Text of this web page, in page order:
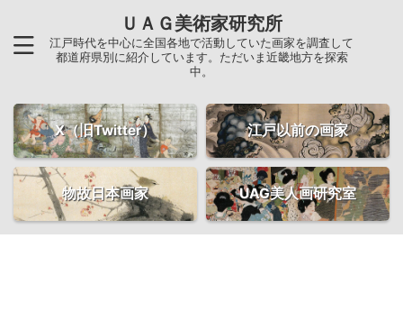
ＵＡＧ美術家研究所
江戸時代を中心に全国各地で活動していた画家を調査して
都道府県別に紹介しています。ただいま近畿地方を探索
中。
X（旧Twitter） 江戸以前の画家
物故日本画家 UAG美人画研究室